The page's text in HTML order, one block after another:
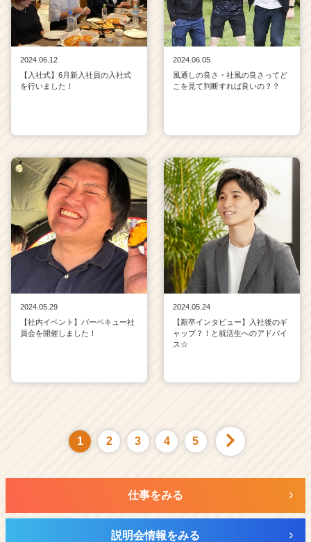
2024.06.12
【入社式】6月新入社員の入社式
を行いました！
2024.06.05
風通しの良さ・社風の良さってど
こを見て判断すれば良いの？？
2024.05.29
【社内イベント】バーベキュー社
員会を開催しました！
2024.05.24
【新卒インタビュー】入社後のギ
ャップ？！と就活生へのアドバイ
ス☆
1 2 3 4 5
仕事をみる
説明会情報をみる